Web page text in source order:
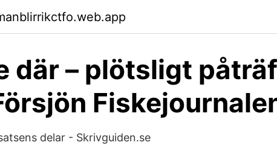
där – plötsligt
delar - Skrivguiden.se